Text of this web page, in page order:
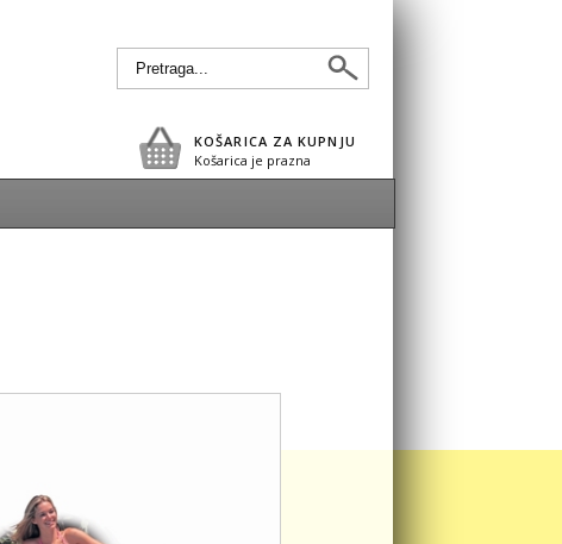
KOŠARICA ZA KUPNJU
Košarica je prazna